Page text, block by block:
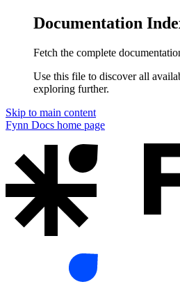
Documentation
Fetch the complete
Use this file to discover all
exploring further.
Skip to main content
Fynn Docs home page